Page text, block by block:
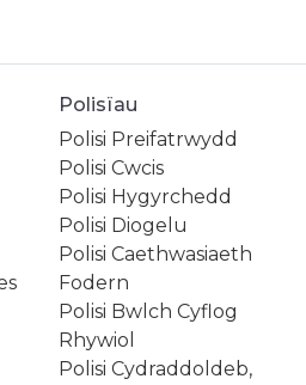
Polisïau
Polisi Preifatrwydd
Polisi Cwcis
Polisi Hygyrchedd
Polisi Diogelu
Polisi Caethwasiaeth
Fodern
Polisi Bwlch Cyflog
Rhywiol
Polisi Cydraddoldeb,